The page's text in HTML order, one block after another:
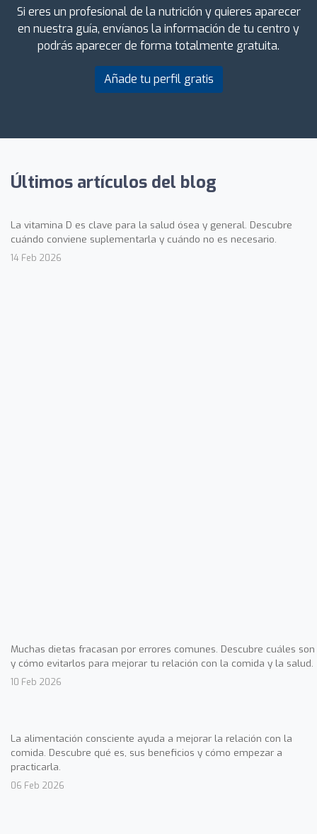
Si eres un profesional de la nutrición y quieres aparecer
en nuestra guía, envíanos la información de tu centro y
podrás aparecer de forma totalmente gratuita.
Añade tu perfil gratis
Últimos artículos del blog
La vitamina D es clave para la salud ósea y general. Descubre
cuándo conviene suplementarla y cuándo no es necesario.
14 Feb 2026
Muchas dietas fracasan por errores comunes. Descubre cuáles son
y cómo evitarlos para mejorar tu relación con la comida y la salud.
10 Feb 2026
La alimentación consciente ayuda a mejorar la relación con la
comida. Descubre qué es, sus beneficios y cómo empezar a
practicarla.
06 Feb 2026